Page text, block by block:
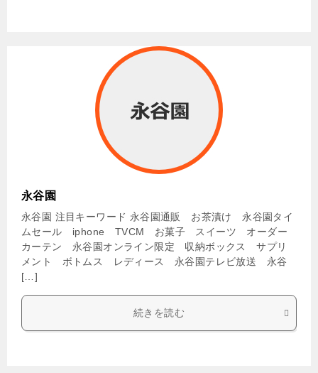
永谷園
永谷園 注目キーワード 永谷園通販 お茶漬け 永谷園タイ
ムセール iphone TVCM お菓子 スイーツ オーダー
カーテン 永谷園オンライン限定 収納ボックス サプリ
メント ボトムス レディース 永谷園テレビ放送 永谷
[…]
続きを読む